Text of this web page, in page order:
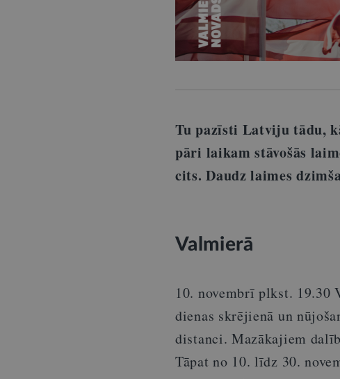
Tu pazīsti Latviju tādu,
pāri laikam stāvošās
cits. Daudz laimes
Valmierā
10. novembrī plkst. 19.30
dienas skrējienā un
distanci. Mazākajiem
Tāpat no 10. līdz 30.